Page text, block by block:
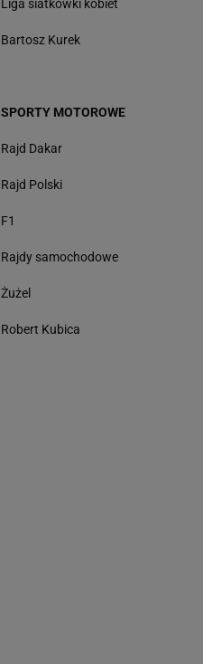
Liga siatkówki kobiet
Bartosz Kurek
SPORTY MOTOROWE
Rajd Dakar
Rajd Polski
F1
Rajdy samochodowe
Żużel
Robert Kubica